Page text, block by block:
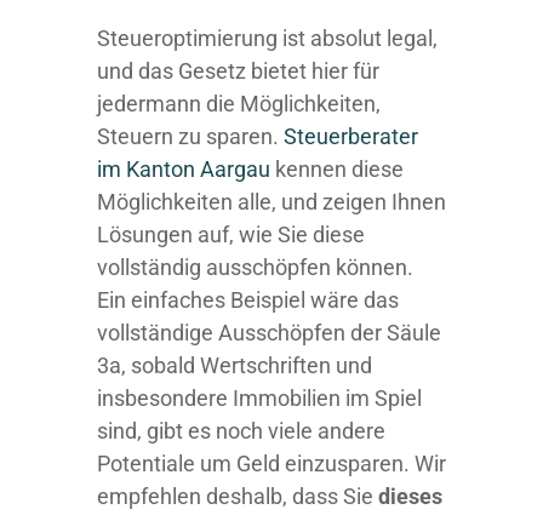
Steueroptimierung ist absolut legal,
und das Gesetz bietet hier für
jedermann die Möglichkeiten,
Steuern zu sparen. Steuerberater
im K anton Aargau kennen diese
Möglichkeiten alle, und zeigen Ihnen
Lösungen auf, wie Sie diese
vollständig ausschöpfen können.
Ein einfaches Beispiel wäre das
vollständige Ausschöpfen der Säule
3a, sobald Wertschriften und
insbesondere Immobilien im Spiel
sind, gibt es noch viele andere
Potentiale um Geld einzusparen. Wir
empfehlen deshalb, dass Sie dieses